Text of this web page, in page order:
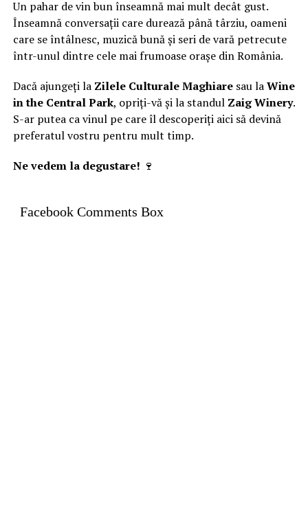
Un pahar de vin bun înseamnă mai mult decât gust.
Înseamnă conversații care durează până târziu, oameni
care se întâlnesc, muzică bună și seri de vară petrecute
într-unul dintre cele mai frumoase orașe din România.
Dacă ajungeți la Zilele Culturale Maghiaresau laWine
in the Central Park, opriți-vă și la standul Zaig Winery.
S-ar putea ca vinul pe care îl descoperiți aici să devină
preferatul vostru pentru mult timp.
Ne vedem la degustare! 🍷
Facebook Comments Box